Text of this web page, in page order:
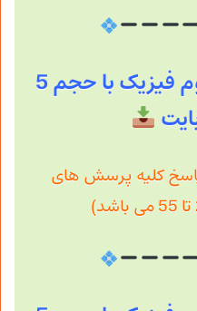
دانلود فصل دوم فیزیک با حجم 5
کلیه پرسش های